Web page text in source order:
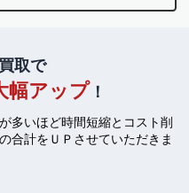
取で
幅アップ！
多いほど時間短縮とコスト削
合計をＵＰさせていただきま